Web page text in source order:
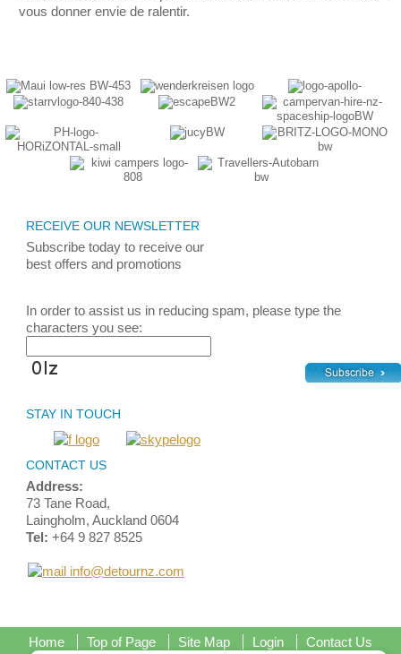
vous donner envie de ralentir.
RECEIVE OUR NEWSLETTER
Subscribe today to receive our
best offers and promotions
In order to assist us in reducing spam, please type the
characters you see:
STAY IN TOUCH
CONTACT US
Address:
73 Tane Road,
Laingholm, Auckland 0604
Tel: +64 9 827 8525
info@detournz.com
Home Top of Page Site Map Login Contact Us